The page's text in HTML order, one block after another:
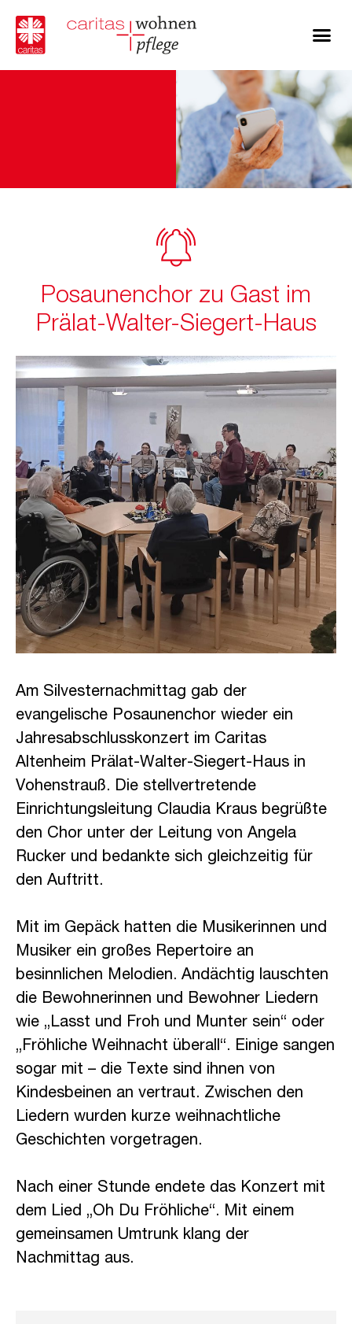
Posaunenchor zu Gast im
Prälat-Walter-Siegert-Haus
Am Silvesternachmittag gab der
evangelische Posaunenchor wieder ein
Jahresabschlusskonzert im Caritas
Altenheim Prälat-Walter-Siegert-Haus in
Vohenstrauß. Die stellvertretende
Einrichtungsleitung Claudia Kraus begrüßte
den Chor unter der Leitung von Angela
Rucker und bedankte sich gleichzeitig für
den Auftritt.
Mit im Gepäck hatten die Musikerinnen und
Musiker ein großes Repertoire an
besinnlichen Melodien. Andächtig lauschten
die Bewohnerinnen und Bewohner Liedern
wie „Lasst und Froh und Munter sein“ oder
„Fröhliche Weihnacht überall“. Einige sangen
sogar mit – die Texte sind ihnen von
Kindesbeinen an vertraut. Zwischen den
Liedern wurden kurze weihnachtliche
Geschichten vorgetragen.
Nach einer Stunde endete das Konzert mit
dem Lied „Oh Du Fröhliche“. Mit einem
gemeinsamen Umtrunk klang der
Nachmittag aus.